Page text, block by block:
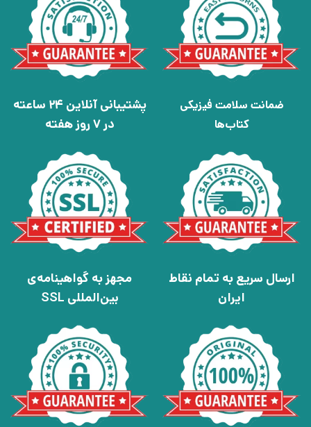
ضمانت سلامت فیزیکی
کتاب‌ها
پشتیبانی آنلاین 24 ساعته
در 7 روز هفته
ارسال سریع به تمام نقاط
ایران
مجهز به گواهینامه‌ی
بین‌المللی SSL